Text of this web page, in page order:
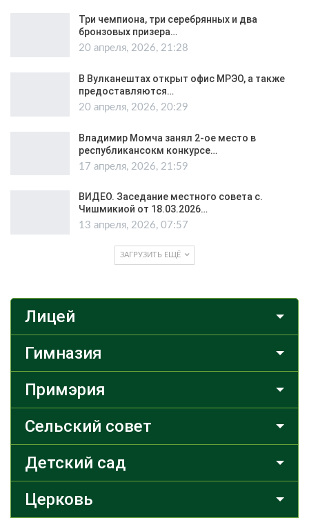
Три чемпиона, три серебрянных и два
бронзовых призера…
20 апреля, 2026, 21:28
В Вулканештах открыт офис МРЭО, а также
предоставляются…
20 апреля, 2026, 20:29
Владимир Момча занял 2-ое место в
республикансокм конкурсе…
17 апреля, 2026, 21:59
ВИДЕО. Заседание местного совета с.
Чишмикиой от 18.03.2026…
13 апреля, 2026, 07:57
ЗАГРУЗИТЬ ЕЩЁ
Лицей
Гимназия
Примэрия
Сельский совет
Детский сад
Церковь